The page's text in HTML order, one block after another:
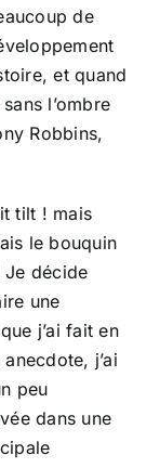
de
et quand
l’ombre
Robbins,
tilt ! mais
le bouquin
Je décide
une
j’ai fait en
j’ai
peu
dans une